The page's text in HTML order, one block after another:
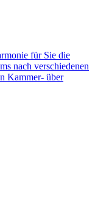
für Sie die
nach verschiedenen
Kammer- über